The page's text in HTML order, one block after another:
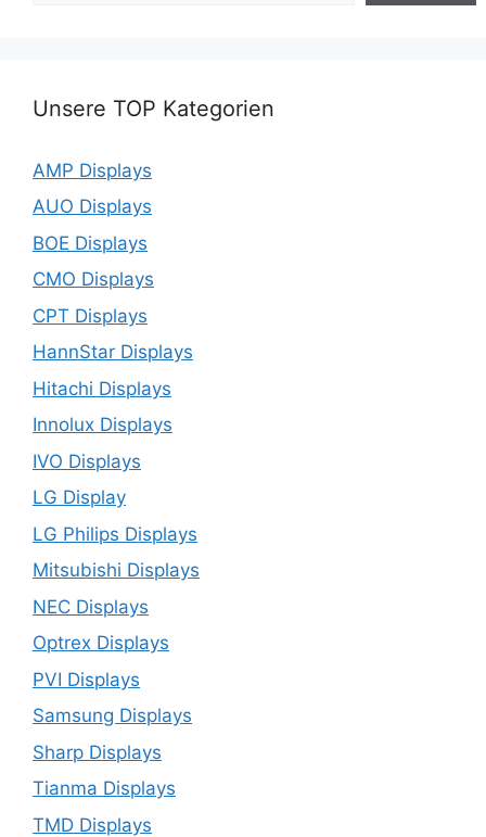
Unsere TOP Kategorien
AMP Displays
AUO Displays
BOE Displays
CMO Displays
CPT Displays
HannStar Displays
Hitachi Displays
Innolux Displays
IVO Displays
LG Display
LG Philips Displays
Mitsubishi Displays
NEC Displays
Optrex Displays
PVI Displays
Samsung Displays
Sharp Displays
Tianma Displays
TMD Displays